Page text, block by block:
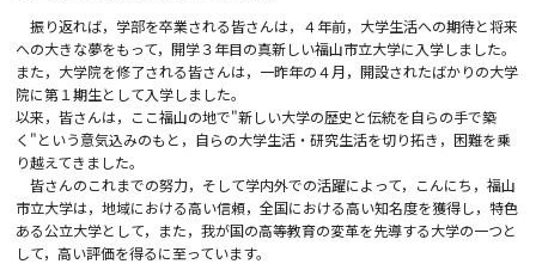
振り返れば，学部を卒業される皆さんは，４年前，大学生活への期待と将来
への大きな夢をもって，開学３年目の真新しい福山市立大学に入学しました。
また，大学院を修了される皆さんは，一昨年の４月，開設されたばかりの大学
院に第１期生として入学しました。
以来，皆さんは，ここ福山の地で"新しい大学の歴史と伝統を自らの手で築
く"という意気込みのもと，自らの大学生活・研究生活を切り拓き，困難を乗
り越えてきました。
皆さんのこれまでの努力，そして学内外での活躍によって，こんにち，福山
市立大学は，地域における高い信頼，全国における高い知名度を獲得し，特色
ある公立大学として，また，我が国の高等教育の変革を先導する大学の一つと
して，高い評価を得るに至っています。